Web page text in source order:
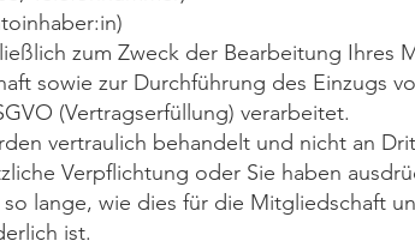
zum Zweck der Bearbeitung Ihres
sowie zur Durchführung des Einzugs
(Vertragserfüllung) verarbeitet.
vertraulich behandelt und nicht an
Verpflichtung oder Sie haben
lange, wie dies für die Mitgliedschaft
ist.